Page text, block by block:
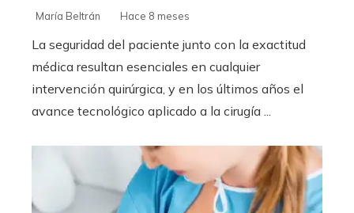
María Beltrán Hace 8 meses
La seguridad del paciente junto con la exactitud
médica resultan esenciales en cualquier
intervención quirúrgica, y en los últimos años el
avance tecnológico aplicado a la cirugía ...